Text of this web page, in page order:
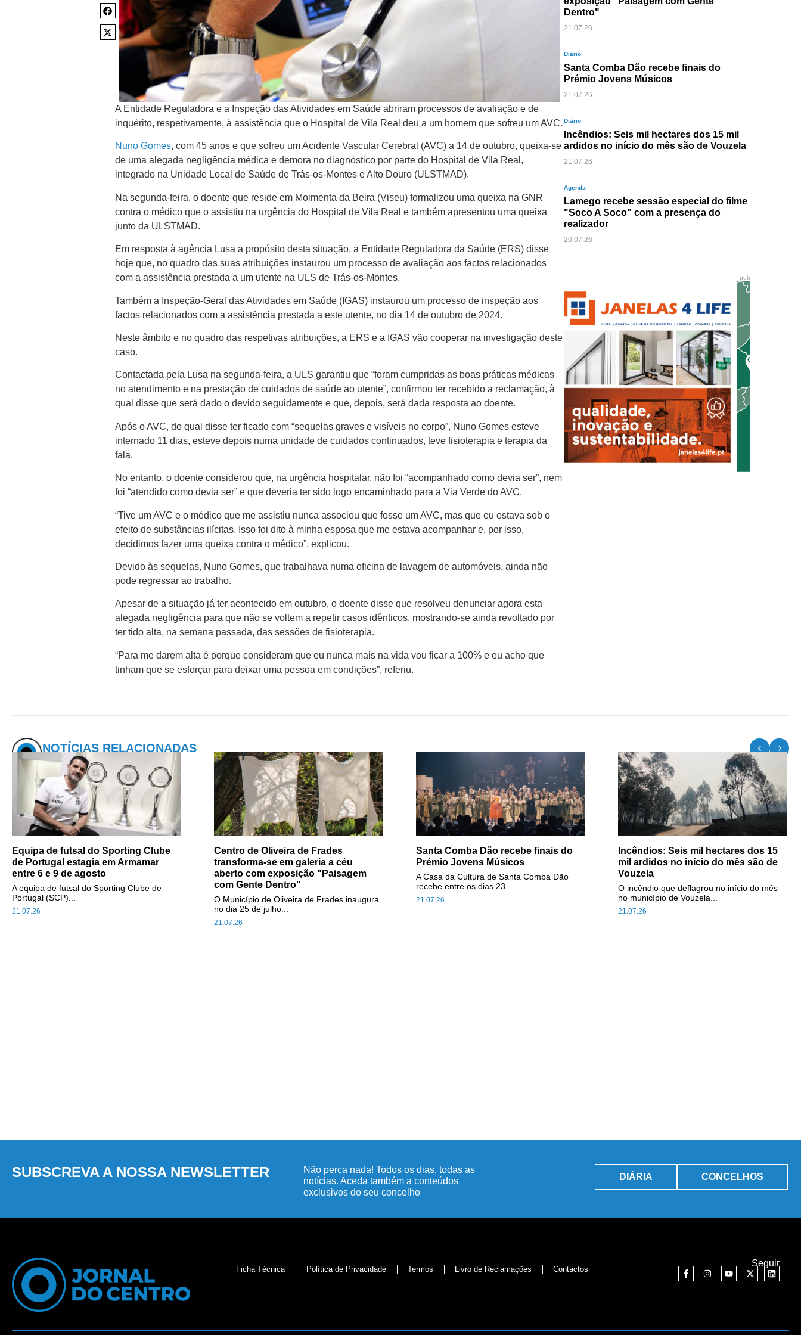
A Entidade Reguladora e a Inspeção das Atividades em Saúde abriram processos de avaliação e de
inquérito, respetivamente, à assistência que o Hospital de Vila Real deu a um homem que sofreu um AVC.
Nuno Gomes, com 45 anos e que sofreu um Acidente Vascular Cerebral (AVC) a 14 de outubro, queixa-se
de uma alegada negligência médica e demora no diagnóstico por parte do Hospital de Vila Real,
integrado na Unidade Local de Saúde de Trás-os-Montes e Alto Douro (ULSTMAD).
Na segunda-feira, o doente que reside em Moimenta da Beira (Viseu) formalizou uma queixa na GNR
contra o médico que o assistiu na urgência do Hospital de Vila Real e também apresentou uma queixa
junto da ULSTMAD.
Em resposta à agência Lusa a propósito desta situação, a Entidade Reguladora da Saúde (ERS) disse
hoje que, no quadro das suas atribuições instaurou um processo de avaliação aos factos relacionados
com a assistência prestada a um utente na ULS de Trás-os-Montes.
Também a Inspeção-Geral das Atividades em Saúde (IGAS) instaurou um processo de inspeção aos
factos relacionados com a assistência prestada a este utente, no dia 14 de outubro de 2024.
Neste âmbito e no quadro das respetivas atribuições, a ERS e a IGAS vão cooperar na investigação deste
caso.
Contactada pela Lusa na segunda-feira, a ULS garantiu que “foram cumpridas as boas práticas médicas
no atendimento e na prestação de cuidados de saúde ao utente”, confirmou ter recebido a reclamação, à
qual disse que será dado o devido seguidamente e que, depois, será dada resposta ao doente.
Após o AVC, do qual disse ter ficado com “sequelas graves e visíveis no corpo”, Nuno Gomes esteve
internado 11 dias, esteve depois numa unidade de cuidados continuados, teve fisioterapia e terapia da
fala.
No entanto, o doente considerou que, na urgência hospitalar, não foi “acompanhado como devia ser”, nem
foi “atendido como devia ser” e que deveria ter sido logo encaminhado para a Via Verde do AVC.
“Tive um AVC e o médico que me assistiu nunca associou que fosse um AVC, mas que eu estava sob o
efeito de substâncias ilícitas. Isso foi dito à minha esposa que me estava acompanhar e, por isso,
decidimos fazer uma queixa contra o médico”, explicou.
Devido às sequelas, Nuno Gomes, que trabalhava numa oficina de lavagem de automóveis, ainda não
pode regressar ao trabalho.
Apesar de a situação já ter acontecido em outubro, o doente disse que resolveu denunciar agora esta
alegada negligência para que não se voltem a repetir casos idênticos, mostrando-se ainda revoltado por
ter tido alta, na semana passada, das sessões de fisioterapia.
“Para me darem alta é porque consideram que eu nunca mais na vida vou ficar a 100% e eu acho que
tinham que se esforçar para deixar uma pessoa em condições”, referiu.
Dentro"
21.07.26
Diário
Santa Comba Dão recebe finais do
Prémio Jovens Músicos
21.07.26
Diário
Incêndios: Seis mil hectares dos 15 mil
ardidos no início do mês são de Vouzela
21.07.26
Agenda
Lamego recebe sessão especial do filme
"Soco A Soco" com a presença do
realizador
20.07.26
pub
NOTÍCIAS RELACIONADAS
Equipa de futsal do Sporting Clube
de Portugal estagia em Armamar
entre 6 e 9 de agosto
21.07.26
A equipa de futsal do Sporting Clube de
Portugal (SCP)...
Centro de Oliveira de Frades
transforma-se em galeria a céu
aberto com exposição "Paisagem
com Gente Dentro"
21.07.26
O Município de Oliveira de Frades inaugura
no dia 25 de julho...
Santa Comba Dão recebe finais do
Prémio Jovens Músicos
21.07.26
A Casa da Cultura de Santa Comba Dão
recebe entre os dias 23...
Incêndios: Seis mil hectares dos 15
mil ardidos no início do mês são de
Vouzela
21.07.26
O incêndio que deflagrou no início do mês
no município de Vouzela...
SUBSCREVA A NOSSA NEWSLETTER
Não perca nada! Todos os dias, todas as
notícias. Aceda também a conteúdos
exclusivos do seu concelho
DIÁRIA CONCELHOS
Ficha Técnica Política de Privacidade Termos Livro de Reclamações Contactos
Seguir